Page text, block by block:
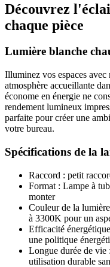
Découvrez
chaque pièce
Lumière blanche
Illuminez vos espaces
atmosphère accueillante
économe en énergie ne
rendement lumineux
parfaite pour créer une
votre bureau.
Spécifications de la
Raccord : petit
Format : Lampe à
monter
Couleur de la
à 3300K pour un
Efficacité
une politique
Longue durée de
utilisation durable